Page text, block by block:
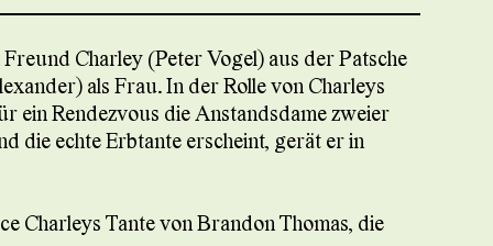
Charley (Peter Vogel) aus der Patsche
als Frau. In der Rolle von Charleys
ein Rendezvous die Anstandsdame zweier
die echte Erbtante erscheint, gerät er in
Charleys Tante von Brandon Thomas, die